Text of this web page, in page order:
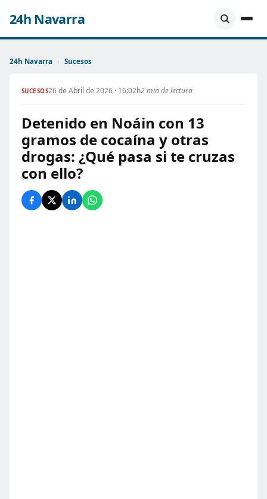
24h Navarra
24h Navarra › Sucesos
SUCESOS26 de Abril de 2026 · 16:02h2 min de lectura
Detenido en Noáin con 13
gramos de cocaína y otras
drogas: ¿Qué pasa si te cruzas
con ello?